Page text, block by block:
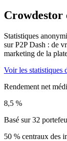
Crowdestor
Statistiques
sur P2P Dash : de
marketing de la
Voir les statistiques
Rendement net
8,5 %
Basé sur 32
50 % centraux des